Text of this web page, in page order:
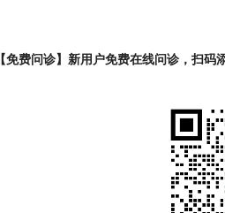
【免费问诊】新用户免费在线问诊，扫码